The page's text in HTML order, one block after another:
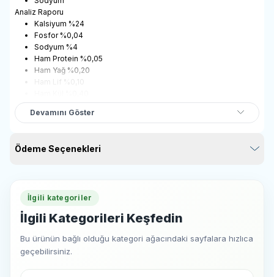
Analiz Raporu
Kalsiyum %24
Fosfor %0,04
Sodyum %4
Ham Protein %0,05
Ham Yağ %0,20
Nem %0,30
Devamını Göster
Ödeme Seçenekleri
İlgili kategoriler
İlgili Kategorileri Keşfedin
Bu ürünün bağlı olduğu kategori ağacındaki sayfalara hızlıca
geçebilirsiniz.